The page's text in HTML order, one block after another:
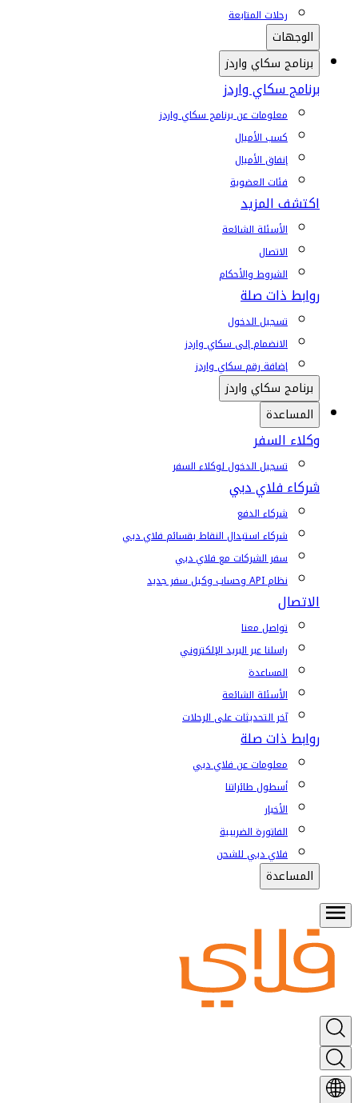
رحلات المتابعة
الوجهات
برنامج سكاي واردز
برنامج سكاي واردز
معلومات عن برنامج سكاي واردز
كسب الأميال
إنفاق الأميال
فئات العضوية
اكتشف المزيد
الأسئلة الشائعة
الاتصال
الشروط والأحكام
روابط ذات صلة
تسجيل الدخول
الانضمام إلى سكاي واردز
إضافة رقم سكاي واردز
برنامج سكاي واردز
المساعدة
وكلاء السفر
تسجيل الدخول لوكلاء السفر
شركاء فلاي دبي
شركاء الدفع
شركاء استبدال النقاط بقسائم فلاي دبي
سفر الشركات مع فلاي دبي
نظام API وحساب وكيل سفر جديد
الاتصال
تواصل معنا
راسلنا عبر البريد الإلكتروني
المساعدة
الأسئلة الشائعة
آخر التحديثات على الرحلات
روابط ذات صلة
معلومات عن فلاي دبي
أسطول طائراتنا
الأخبار
الفاتورة الضريبية
فلاي دبي للشحن
المساعدة